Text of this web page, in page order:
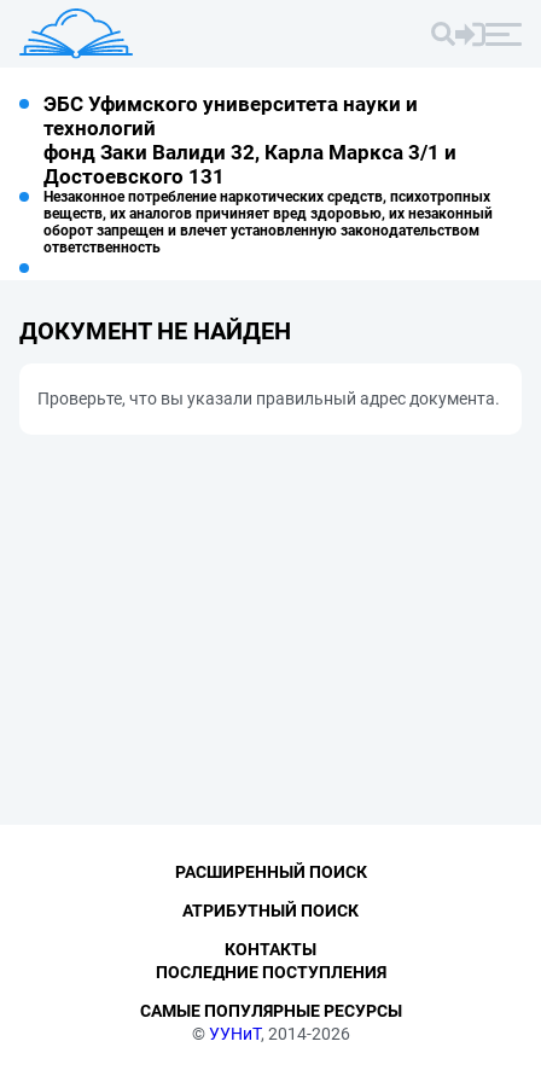
ЭБС Уфимского университета науки и
технологий
фонд Заки Валиди 32, Карла Маркса 3/1 и
Достоевского 131
Незаконное потребление наркотических средств, психотропных
веществ, их аналогов причиняет вред здоровью, их незаконный
оборот запрещен и влечет установленную законодательством
ответственность
ДОКУМЕНТ НЕ НАЙДЕН
Проверьте, что вы указали правильный адрес документа.
©УУНиТ, 2014-2026
РАСШИРЕННЫЙ ПОИСК
АТРИБУТНЫЙ ПОИСК
КОНТАКТЫ
ПОСЛЕДНИЕ ПОСТУПЛЕНИЯ
САМЫЕ ПОПУЛЯРНЫЕ РЕСУРСЫ